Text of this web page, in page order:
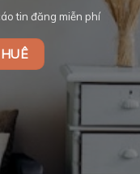
tin đăng miễn phí